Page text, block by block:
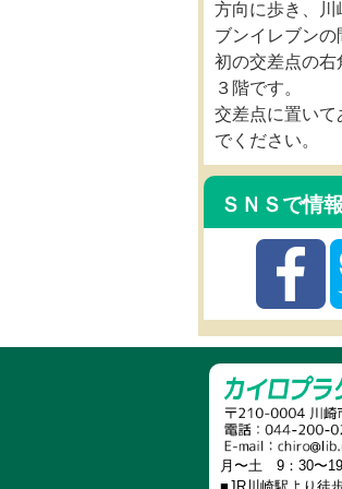
方向に歩き、川
ブンイレブン
初の交差点の
３階です。
交差点に置いて
でください。
ＳＮＳで情
月〜土 9：30〜